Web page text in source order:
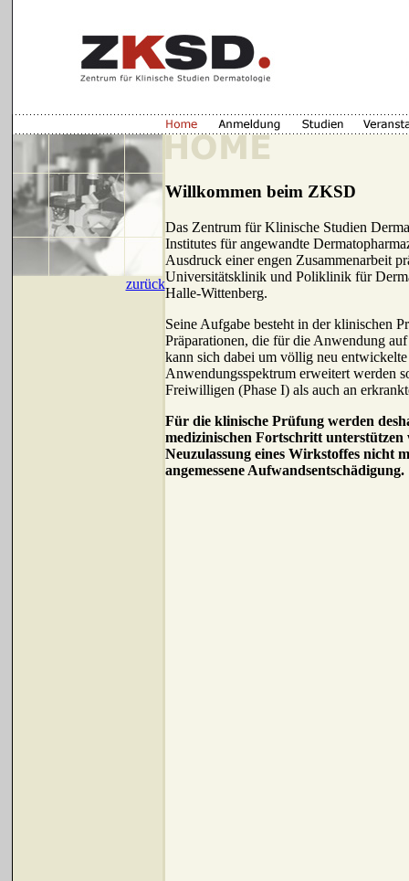
zurück
Willkommen beim ZKSD
Das Zentrum für Klinische Studien
Institutes für angewandte
Ausdruck einer engen Zusammenarbeit
Universitätsklinik und Poliklinik für
Halle-Wittenberg.
Seine Aufgabe besteht in der klinischen
Präparationen, die für die Anwendung
kann sich dabei um völlig neu
Anwendungsspektrum erweitert werden
Freiwilligen (Phase I) als auch an
Für die klinische Prüfung werden
medizinischen Fortschritt
Neuzulassung eines Wirkstoffes nicht
angemessene Aufwandsentschädigung.